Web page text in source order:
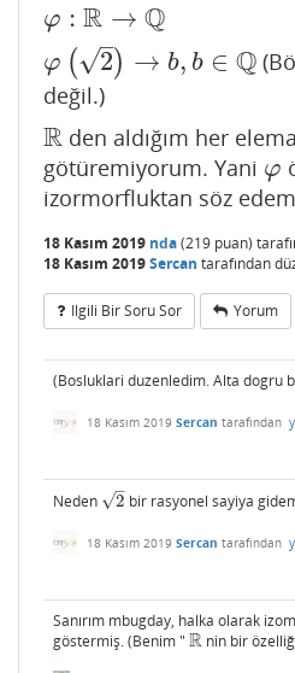
φ : R → Q
φ: R →Q
φ ( 2
–
√ ) → b, b ∈ Q
φ( 2)→b, b∈Q
değil.)
R
R den aldığım her
götüremiyorum. Yani φ
φ
izormorfluktan söz
18 Kasım 2019 nda(219 puan)
18 Kasım 2019Sercan tarafından
Ilgili Bir Soru Sor Yorum
(Bosluklari duzenledim. Alta dogru
18 Kasım 2019 Sercan tarafından
Neden 2
–
√
2 bir rasyonel sayiya
18 Kasım 2019 Sercan tarafından
Sanırım mbugday, halka olarak
göstermiş. (Benim " R
R nin bir